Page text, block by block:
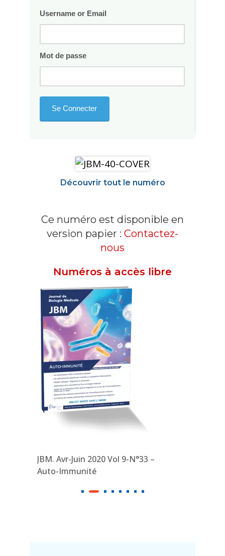
Username or Email
Mot de passe
Découvrir tout le numéro
Ce numéro est disponible en
version papier : Contactez-
nous
Numéros à accès libre
JBM. Avr-Juin 2020 Vol 9-N°33 –
Auto-Immunité